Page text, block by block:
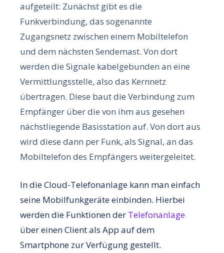
aufgeteilt: Zunächst gibt es die
Funkverbindung, das sogenannte
Zugangsnetz zwischen einem Mobiltelefon
und dem nächsten Sendemast. Von dort
werden die Signale kabelgebunden an eine
Vermittlungsstelle, also das Kernnetz
übertragen. Diese baut die Verbindung zum
Empfänger über die von ihm aus gesehen
nächstliegende Basisstation auf. Von dort aus
wird diese dann per Funk, als Signal, an das
Mobiltelefon des Empfängers weitergeleitet.
In die Cloud-Telefonanlage kann man einfach
seine Mobilfunkgeräte einbinden. Hierbei
werden die Funktionen der Telefonanlage
über einen Client als App auf dem
Smartphone zur Verfügung gestellt.